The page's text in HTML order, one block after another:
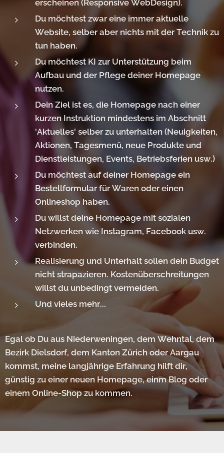
erscheinen (Responsive WebDesign).
Du möchtest zwar eine immer aktuelle
Website, selber aber nichts mit der Technik zu
tun haben.
Du möchtest KI zur Unterstützung beim
Aufbau und der Pflege deiner Homepage
nutzen.
Dein Ziel ist es, die Homepage nach einer
kurzen Instruktion mindestens im Abschnitt
'Aktuelles' selber zu unterhalten (Neuigkeiten,
Aktionen, Tagesmenü, neue Produkte und
Dienstleistungen, Events, Betriebsferien usw.)
Du möchtest auf deiner Homepage ein
Bestellformular für Waren oder einen
Onlineshop haben.
Du willst deine Homepage mit sozialen
Netzwerken wie Instagram, Facebook usw.
verbinden.
Realisierung und Unterhalt sollen dein Budget
nicht strapazieren. Kostenüberschreitungen
willst du unbedingt vermeiden.
Und vieles mehr...
Egal ob Du aus Niederweningen, dem Wehntal, dem
Bezirk Dielsdorf, dem Kanton Zürich oder Aargau
kommst, meine langjährige Erfahrung hilft dir,
günstig zu einer neuen Homepage, einm Blog oder
einem Online-Shop zu kommen.